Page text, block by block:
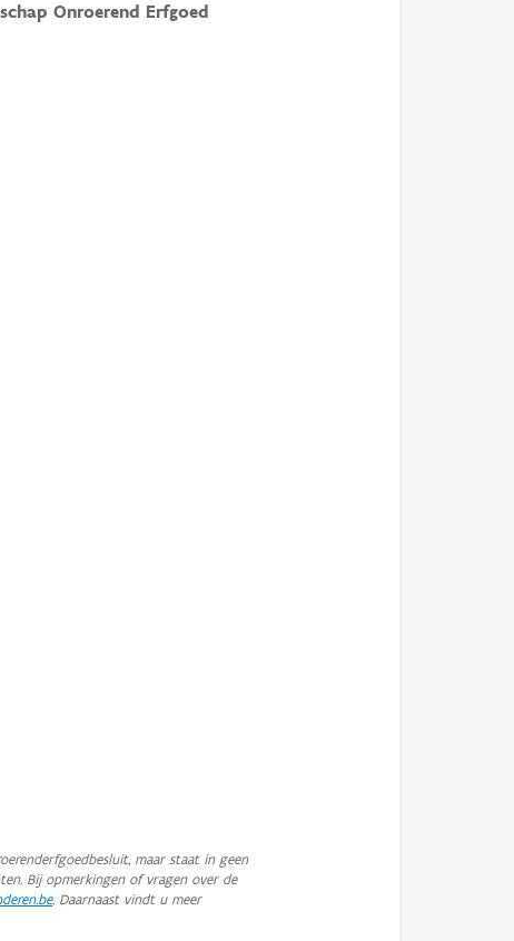
Onroerend Erfgoed
maar staat in geen
Bij opmerkingen of vragen over de
. Daarnaast vindt u meer